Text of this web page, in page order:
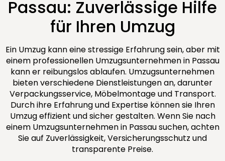
Passau: Zuverlässige Hilfe
für Ihren Umzug
Ein Umzug kann eine stressige Erfahrung sein, aber mit
einem professionellen Umzugsunternehmen in Passau
kann er reibungslos ablaufen. Umzugsunternehmen
bieten verschiedene Dienstleistungen an, darunter
Verpackungsservice, Möbelmontage und Transport.
Durch ihre Erfahrung und Expertise können sie Ihren
Umzug effizient und sicher gestalten. Wenn Sie nach
einem Umzugsunternehmen in Passau suchen, achten
Sie auf Zuverlässigkeit, Versicherungsschutz und
transparente Preise.